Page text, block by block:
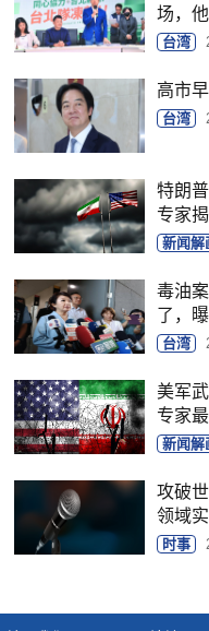
场，
台湾
高市
台湾
特朗
专家
新闻解
毒油
了，
台湾
美军
专家
新闻解
攻破
领域
时事